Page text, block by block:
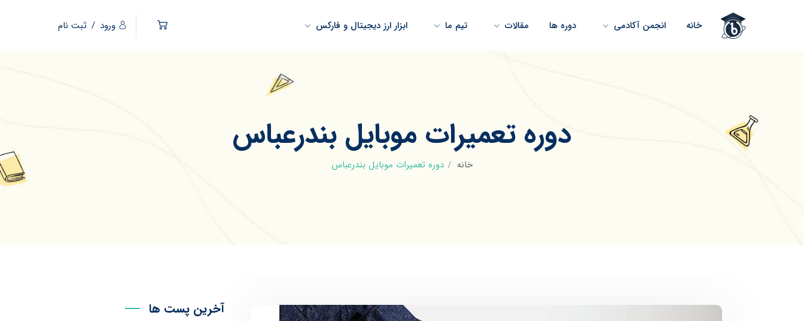
خانه انجمن آکادمی دوره ها مقالات تیم ما ابزار ارز دیجیتال و فارکس ورود / ثبت نام
دوره تعمیرات موبایل بندرعباس
خانه دوره تعمیرات موبایل بندرعباس
آخرین پست ها